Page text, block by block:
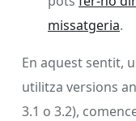
missatgeria.
En aquest sentit,
utilitza versions
3.1 o 3.2),